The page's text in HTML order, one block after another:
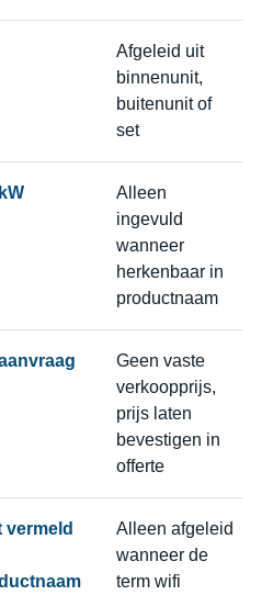
Afgeleid uit
binnenunit,
buitenunit of
set
Alleen
ingevuld
wanneer
herkenbaar in
productnaam
Geen vaste
verkoopprijs,
prijs laten
bevestigen in
offerte
vermeld
Alleen afgeleid
wanneer de
term wifi